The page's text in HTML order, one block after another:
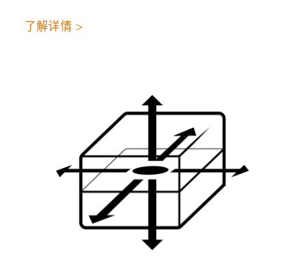
了解详情 >